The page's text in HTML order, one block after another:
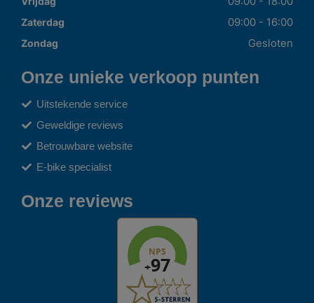
Zaterdag 09:00 - 16:00
Zondag Gesloten
Onze unieke verkoop punten
Uitstekende service
Geweldige reviews
Betrouwbare website
E-bike specialist
Onze reviews